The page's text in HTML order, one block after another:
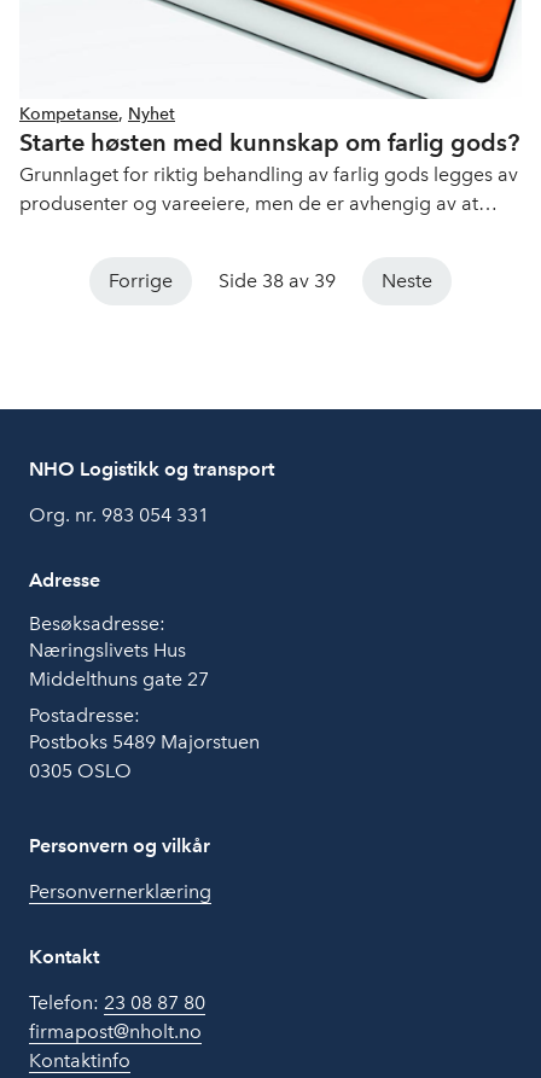
Kompetanse, Nyhet
Starte høsten med kunnskap om farlig gods?
Grunnlaget for riktig behandling av farlig gods legges av
produsenter og vareeiere, men de er avhengig av at
Forrige
Side 38 av 39 Neste
NHO Logistikk og transport
Org. nr. 983 054 331
Adresse
Besøksadresse:
Næringslivets Hus
Middelthuns gate 27
Postadresse:
Postboks 5489 Majorstuen
0305 OSLO
Personvern og vilkår
Personvernerklæring
Kontakt
Telefon: 23 08 87 80
firmapost@nholt.no
Kontaktinfo